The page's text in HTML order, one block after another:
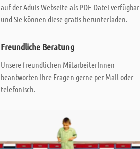
auf der Aduis Webseite als PDF-Datei verfügbar
und Sie können diese gratis herunterladen.
Freundliche Beratung
Unsere freundlichen MitarbeiterInnen
beantworten Ihre Fragen gerne per Mail oder
telefonisch.